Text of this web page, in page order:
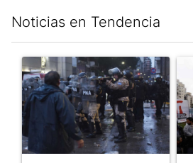
Noticias en Tendencia
Un artículo de tendencia con el